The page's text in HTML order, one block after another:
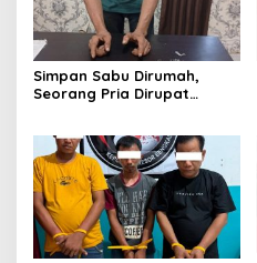
Simpan Sabu Dirumah,
Seorang Pria Dirupat